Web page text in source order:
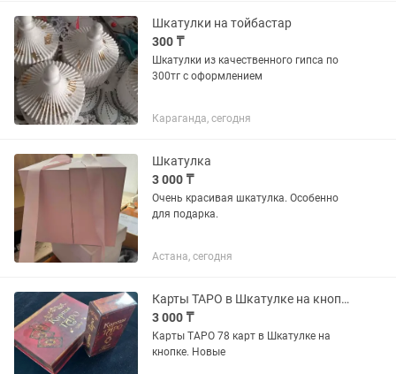
ваш праздничный стол и подарит...
Шкатулки на тойбастар
300 ₸
Шкатулки из качественного гипса по
300тг с оформлением
Караганда, сегодня
Шкатулка
3 000 ₸
Очень красивая шкатулка. Особенно
для подарка.
Астана, сегодня
Карты ТАРО в Шкатулке на кнопке
3 000 ₸
Карты ТАРО 78 карт в Шкатулке на
кнопке. Новые